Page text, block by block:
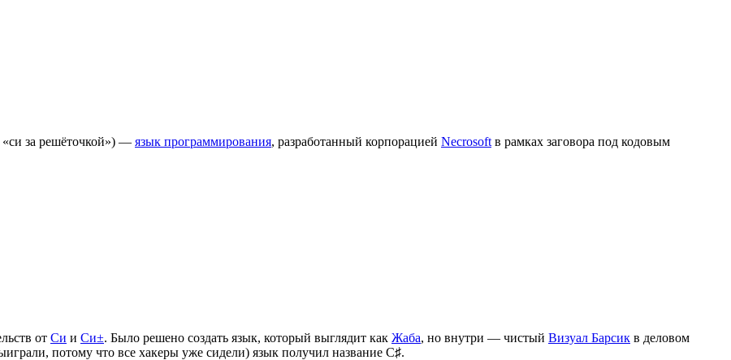
«си за решёточкой») — язык программирования, разработанный корпорацией Necrosoft в рамках заговора под кодовым
от Си и Си±. Было решено создать язык, который выглядит как Жаба, но внутри — чистый Визуал Барсик в деловом
потому что все хакеры уже сидели) язык получил название C♯.